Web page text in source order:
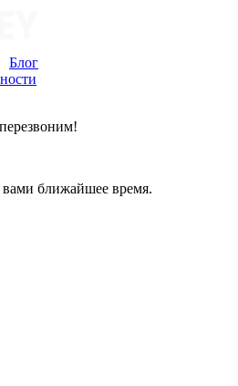
Блог
ближайшее время.